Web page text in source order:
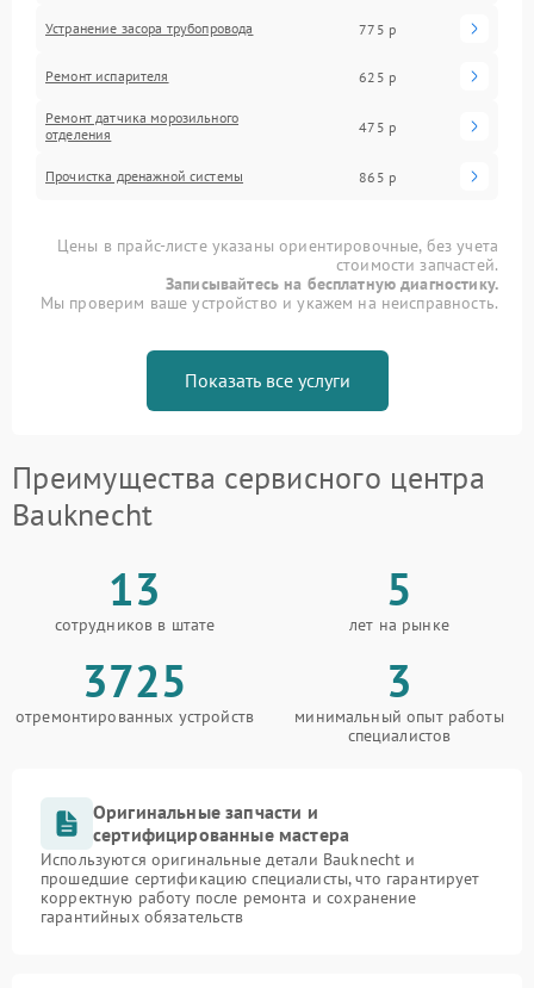
Устранение засора трубопровода 775 р
Ремонт испарителя 625 р
Ремонт датчика морозильного
отделения
475 р
Прочистка дренажной системы 865 р
Цены в прайс-листе указаны ориентировочные, без учета
стоимости запчастей.
Записывайтесь на бесплатную диагностику.
Мы проверим ваше устройство и укажем на неисправность.
Показать все услуги
Преимущества сервисного центра
Bauknecht
13
сотрудников в штате
5
лет на рынке
3725
отремонтированных устройств
3
минимальный опыт работы
специалистов
Оригинальные запчасти и
сертифицированные мастера
Используются оригинальные детали Bauknecht и
прошедшие сертификацию специалисты, что гарантирует
корректную работу после ремонта и сохранение
гарантийных обязательств